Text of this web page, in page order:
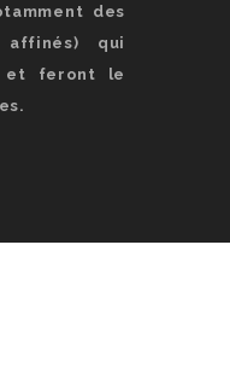
des
affinés) qui
et feront le